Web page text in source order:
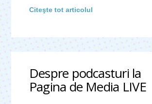
Citeşte tot articolul
Despre podcasturi la
Pagina de Media LIVE